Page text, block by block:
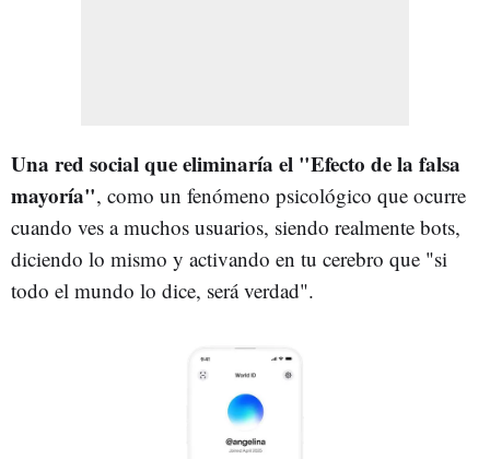
Una red social que eliminaría el "Efecto de la falsa
mayoría", como un fenómeno psicológico que ocurre
cuando ves a muchos usuarios, siendo realmente bots,
diciendo lo mismo y activando en tu cerebro que "si
todo el mundo lo dice, será verdad".